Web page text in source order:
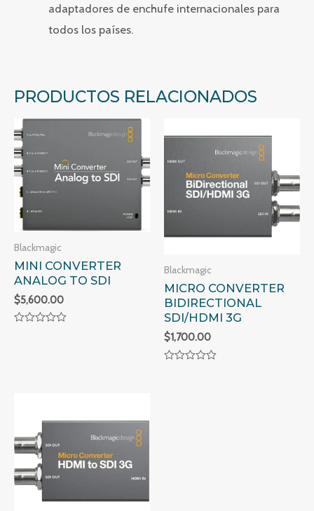
adaptadores de enchufe internacionales para
todos los países.
PRODUCTOS RELACIONADOS
Blackmagic
MINI CONVERTER
ANALOG TO SDI
$5,600.00
Blackmagic
MICRO CONVERTER
BIDIRECTIONAL
SDI/HDMI 3G
$1,700.00